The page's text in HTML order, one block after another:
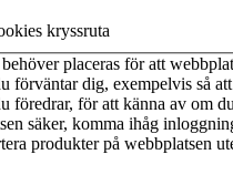
kryssruta
placeras för att
förväntar dig, exempelvis så
föredrar, för att känna av om
säker, komma ihåg
produkter på webbplatsen